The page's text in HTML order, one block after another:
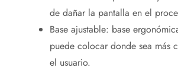
de dañar la pantalla en el
Base ajustable: base
puede colocar donde sea más
el usuario.